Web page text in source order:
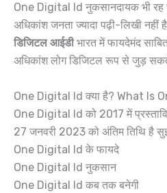
One Digital Id नुकसानदायक भी रह
अधिकांश जनता ज्यादा पढ़ी-लिखी
डिजिटल आईडीभारत में फायदेमंद
अधिकांश लोग डिजिटल रूप से जुड़
One Digital Id क्या है? What Is
One Digital Id को 2017 में
27 जनवरी 2023 को अंतिम तिथि है
One Digital Id के फायदे
One Digital Id नुकसान
One Digital Id कब तक बनेगी